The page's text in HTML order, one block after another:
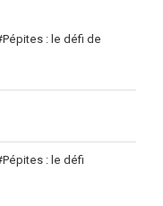
: le défi de
: le défi